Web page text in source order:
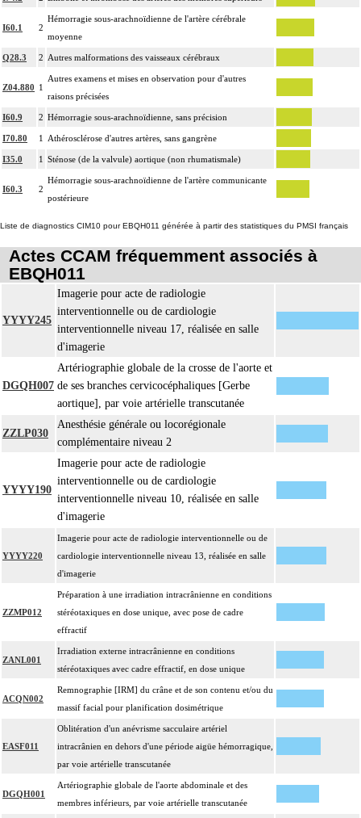
durée sous ampli de brillance (chapitre 19) ne peuvent pas être facturés avec les
I60.1 2
Hémorragie sous-arachnoïdienne de l'artère cérébrale
moyenne
Q28.3 2 Autres malformations des vaisseaux cérébraux
Z04.880 1
Autres examens et mises en observation pour d'autres
raisons précisées
I60.9 2 Hémorragie sous-arachnoïdienne, sans précision
I70.80 1 Athérosclérose d'autres artères, sans gangrène
I35.0 1 Sténose (de la valvule) aortique (non rhumatismale)
I60.3 2
Hémorragie sous-arachnoïdienne de l'artère communicante
postérieure
Liste de diagnostics CIM10 pour EBQH011 générée à partir des statistiques du PMSI français
Actes CCAM fréquemment associés à
EBQH011
YYYY245
Imagerie pour acte de radiologie
interventionnelle ou de cardiologie
interventionnelle niveau 17, réalisée en salle
d'imagerie
DGQH007
Artériographie globale de la crosse de l'aorte et
de ses branches cervicocéphaliques [Gerbe
aortique], par voie artérielle transcutanée
ZZLP030
Anesthésie générale ou locorégionale
complémentaire niveau 2
YYYY190
Imagerie pour acte de radiologie
interventionnelle ou de cardiologie
interventionnelle niveau 10, réalisée en salle
d'imagerie
YYYY220
Imagerie pour acte de radiologie interventionnelle ou de
cardiologie interventionnelle niveau 13, réalisée en salle
d'imagerie
ZZMP012
Préparation à une irradiation intracrânienne en conditions
stéréotaxiques en dose unique, avec pose de cadre
effractif
ZANL001
Irradiation externe intracrânienne en conditions
stéréotaxiques avec cadre effractif, en dose unique
ACQN002
Remnographie [IRM] du crâne et de son contenu et/ou du
massif facial pour planification dosimétrique
EASF011
Oblitération d'un anévrisme sacculaire artériel
intracrânien en dehors d'une période aigüe hémorragique,
par voie artérielle transcutanée
DGQH001
Artériographie globale de l'aorte abdominale et des
membres inférieurs, par voie artérielle transcutanée